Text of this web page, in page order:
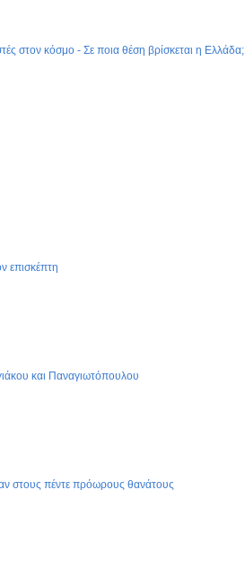
στον κόσμο - Σε ποια θέση βρίσκεται η Ελλάδα;
επισκέπτη
και Παναγιωτόπουλου
στους πέντε πρόωρους θανάτους